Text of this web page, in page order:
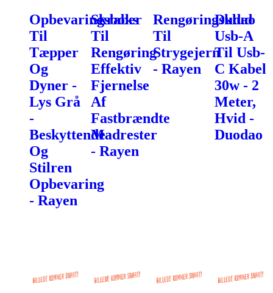
Opbevaringsboks
Til
Tæpper
Og
Dyner -
Lys Grå
-
Beskyttende
Og
Stilren
Opbevaring
- Rayen
Skraber
Til
Rengøring
Effektiv
Fjernelse
Af
Fastbrændte
Madrester
- Rayen
Rengøringsklud
Til
Strygejern
- Rayen
Dudao
Usb-A
Til Usb-
C Kabel
30w - 2
Meter,
Hvid -
Duodao